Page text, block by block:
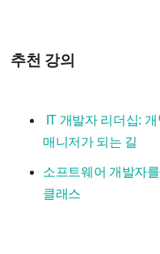
추천 강의
IT 개발자 리더십:
매니저가 되는 길
소프트웨어 개발자
클래스